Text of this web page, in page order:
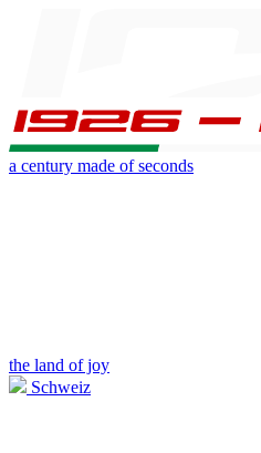
a century made of seconds
the land of joy
Schweiz